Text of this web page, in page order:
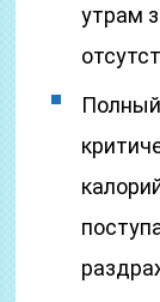
утрам